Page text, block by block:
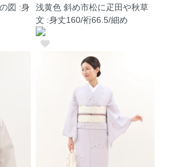
図 :身
浅黄色 斜め市松に疋田や秋草
文 :身丈160/裄66.5/細め